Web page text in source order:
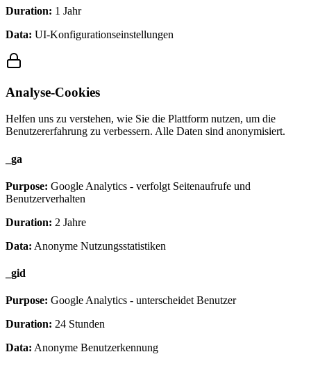
Duration: 1 Jahr
Data: UI-Konfigurationseinstellungen
Analyse-Cookies
Helfen uns zu verstehen, wie Sie die Plattform nutzen, um die
Benutzererfahrung zu verbessern. Alle Daten sind anonymisiert.
_ga
Purpose: Google Analytics - verfolgt Seitenaufrufe und
Benutzerverhalten
Duration: 2 Jahre
Data: Anonyme Nutzungsstatistiken
_gid
Purpose: Google Analytics - unterscheidet Benutzer
Duration: 24 Stunden
Data: Anonyme Benutzerkennung